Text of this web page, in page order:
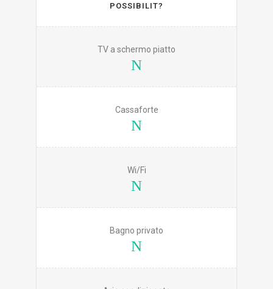
POSSIBILIT?
TV a schermo piatto
Cassaforte
Wi/Fi
Bagno privato